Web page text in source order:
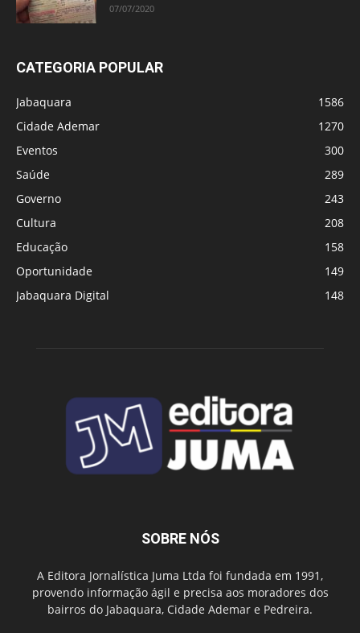
07/07/2020
CATEGORIA POPULAR
Jabaquara
1586
Cidade Ademar
1270
Eventos
300
Saúde
289
Governo
243
Cultura
208
Educação
158
Oportunidade
149
Jabaquara Digital
148
SOBRE NÓS
A Editora Jornalística Juma Ltda foi fundada em 1991,
provendo informação ágil e precisa aos moradores dos
bairros do Jabaquara, Cidade Ademar e Pedreira.